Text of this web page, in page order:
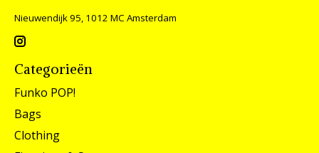
Nieuwendijk 95, 1012 MC Amsterdam
Categorieën
Funko POP!
Bags
Clothing